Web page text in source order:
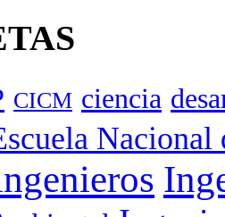
CICM ciencia